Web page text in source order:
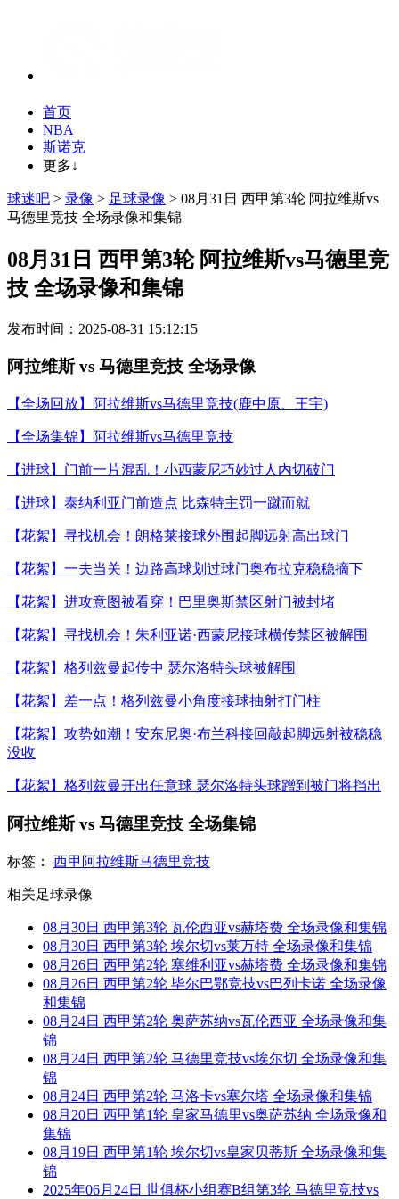
首页
NBA
斯诺克
更多↓
球迷吧 > 录像 > 足球录像 > 08月31日 西甲第3轮 阿拉维斯vs
马德里竞技 全场录像和集锦
08月31日 西甲第3轮 阿拉维斯vs马德里竞
技 全场录像和集锦
发布时间：2025-08-31 15:12:15
阿拉维斯 vs 马德里竞技 全场录像
【全场回放】阿拉维斯vs马德里竞技(鹿中原、王宇)
【全场集锦】阿拉维斯vs马德里竞技
【进球】门前一片混乱！小西蒙尼巧妙过人内切破门
【进球】泰纳利亚门前造点 比森特主罚一蹴而就
【花絮】寻找机会！朗格莱接球外围起脚远射高出球门
【花絮】一夫当关！边路高球划过球门奥布拉克稳稳摘下
【花絮】进攻意图被看穿！巴里奥斯禁区射门被封堵
【花絮】寻找机会！朱利亚诺·西蒙尼接球横传禁区被解围
【花絮】格列兹曼起传中 瑟尔洛特头球被解围
【花絮】差一点！格列兹曼小角度接球抽射打门柱
【花絮】攻势如潮！安东尼奥·布兰科接回敲起脚远射被稳稳
没收
【花絮】格列兹曼开出任意球 瑟尔洛特头球蹭到被门将挡出
阿拉维斯 vs 马德里竞技 全场集锦
标签： 西甲 阿拉维斯马德里竞技
相关足球录像
08月30日 西甲第3轮 瓦伦西亚vs赫塔费 全场录像和集锦
08月30日 西甲第3轮 埃尔切vs莱万特 全场录像和集锦
08月26日 西甲第2轮 塞维利亚vs赫塔费 全场录像和集锦
08月26日 西甲第2轮 毕尔巴鄂竞技vs巴列卡诺 全场录像
和集锦
08月24日 西甲第2轮 奥萨苏纳vs瓦伦西亚 全场录像和集
锦
08月24日 西甲第2轮 马德里竞技vs埃尔切 全场录像和集
锦
08月24日 西甲第2轮 马洛卡vs塞尔塔 全场录像和集锦
08月20日 西甲第1轮 皇家马德里vs奥萨苏纳 全场录像和
集锦
08月19日 西甲第1轮 埃尔切vs皇家贝蒂斯 全场录像和集
锦
2025年06月24日 世俱杯小组赛B组第3轮 马德里竞技vs